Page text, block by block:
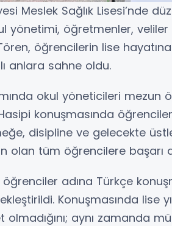
Meslek Sağlık Lisesi’nde
yönetimi, öğretmenler, veliler
öğrencilerin lise
anlara sahne oldu.
okul yöneticileri mezun
konuşmasında
disipline ve gelecekte
olan tüm öğrencilere başarı
adına Türkçe
Konuşmasında lise
olmadığını; aynı zamanda